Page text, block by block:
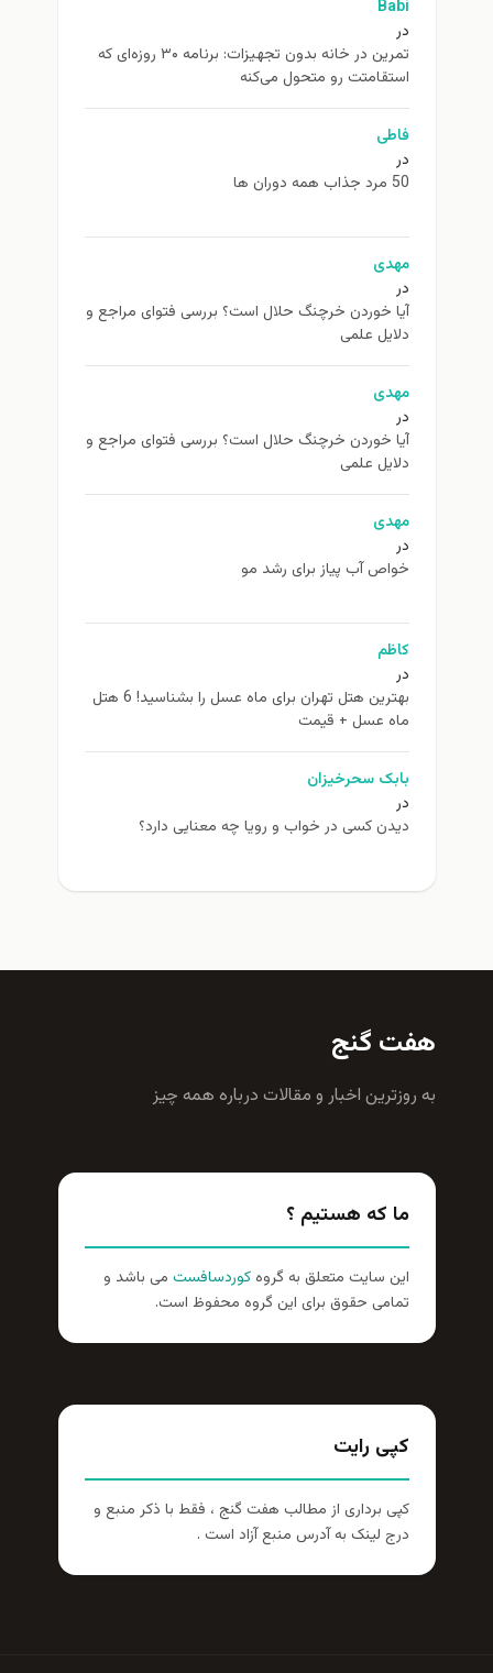
Babi
در
تمرین در خانه بدون تجهیزات: برنامه ۳۰ روزه‌ای که
استقامتت رو متحول می‌کنه
فاطی
در
50 مرد جذاب همه دوران ها
مهدی
در
آیا خوردن خرچنگ حلال است؟ بررسی فتوای مراجع و
دلایل علمی
مهدی
در
آیا خوردن خرچنگ حلال است؟ بررسی فتوای مراجع و
دلایل علمی
مهدی
در
خواص آب پیاز برای رشد مو
کاظم
در
بهترین هتل تهران برای ماه عسل را بشناسید! 6 هتل
ماه عسل + قیمت
بابک سحرخیزان
در
دیدن کسی در خواب و رویا چه معنایی دارد؟
هفت گنج
به روزترين اخبار و مقالات درباره همه چيز
ما که هستیم ؟
این سایت متعلق به گروهکوردسافست می باشد و
تمامی حقوق برای این گروه محفوظ است.
کپی رایت
کپی برداری از مطالب هفت گنج ، فقط با ذکر منبع و
درج لینک به آدرس منبع آزاد است .